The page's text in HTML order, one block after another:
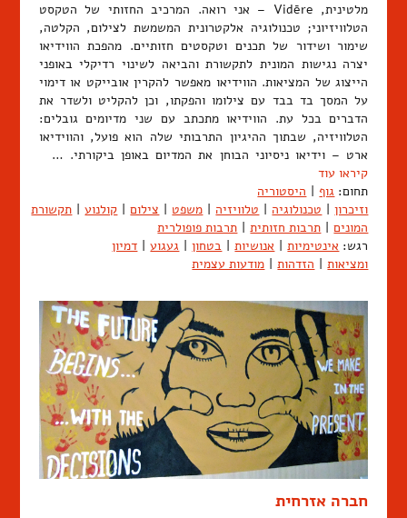
מלטינית, Vidēre – אני רואה. המרכיב החזותי של הטקסט
הטלוויזיוני; טכנולוגיה אלקטרונית המשמשת לצילום, הקלטה,
שימור ושידור של תכנים וטקסטים חזותיים. מהפכת הווידיאו
יצרה נגישות המונית לתקשורת והביאה לשינוי רדיקלי באופני
הייצוג של המציאות. הווידיאו מאפשר להקרין אובייקט או דימוי
על המסך בד בבד עם צילומו והפקתו, וכן להקליט ולשדר את
הדברים בכל עת. הווידיאו מתכתב עם שני מדיומים גובלים:
הטלוויזיה, שבתוך ההיגיון התרבותי שלה הוא פועל, והווידיאו
ארט – וידיאו ניסיוני הבוחן את המדיום באופן ביקורתי. …
קיראו עוד
תחום: גוף
היסטוריה
וזיכרון
טכנולוגיה טלוויזיה משפט צילום קולנוע
תקשורת
המונים
תרבות חזותית
תרבות פופולרית
רגש: אינטימיות אנושיות בטחון געגוע
דמיון
ומציאות
הזדהות מודעות עצמית
חברה אזרחית